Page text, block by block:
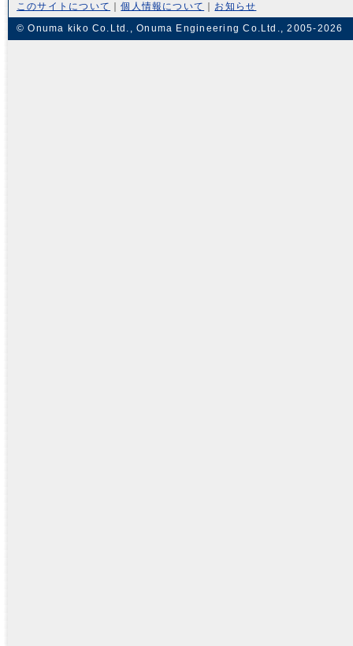
このサイトについて ｜個人情報について
お知らせ
© Onuma kiko Co.Ltd., Onuma Engineering Co.Ltd., 2005-2026